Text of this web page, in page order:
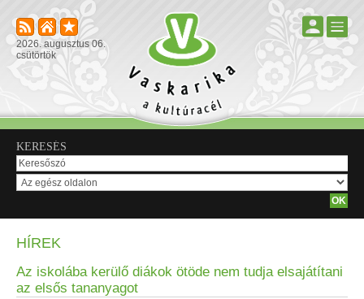
2026. augusztus 06.
csütörtök
KERESÉS
HÍREK
Az iskolába kerülő diákok ötöde nem tudja elsajátítani
az elsős tananyagot